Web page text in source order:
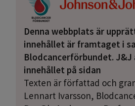
Denna webbplats är
innehållet är framtaget i
Blodcancerförbundet. J&J
innehållet på sidan
Texten är författad och
Lennart Ivarsson,